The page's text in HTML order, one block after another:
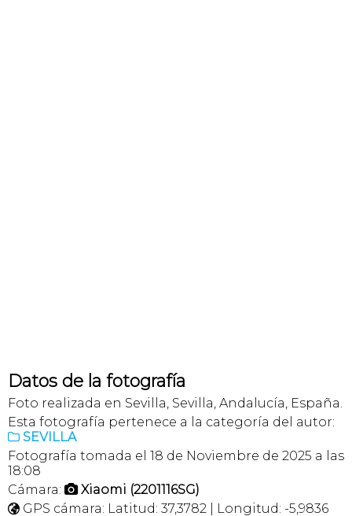
Datos de la fotografía
Foto realizada en Sevilla, Sevilla, Andalucía, España.
Esta fotografía pertenece a la categoría del autor:
 SEVILLA
Fotografía tomada el 18 de Noviembre de 2025 a las
18:08
Cámara:  Xiaomi (2201116SG)
 GPS cámara: Latitud: 37,3782 | Longitud: -5,9836